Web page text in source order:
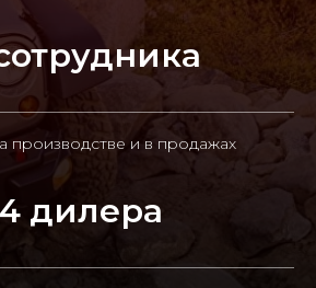
производстве и в продажах
дилера